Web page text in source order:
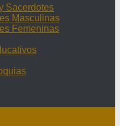
Sacerdotes
Masculinas
Femeninas